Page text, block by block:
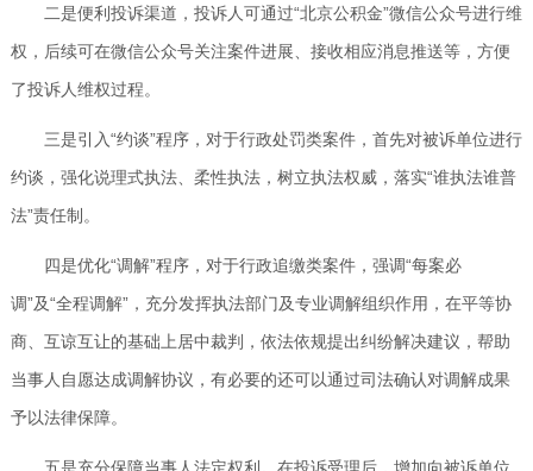
二是便利投诉渠道，投诉人可通过“北京公积金”微信公众号进行维
权，后续可在微信公众号关注案件进展、接收相应消息推送等，方便
了投诉人维权过程。
三是引入“约谈”程序，对于行政处罚类案件，首先对被诉单位进行
约谈，强化说理式执法、柔性执法，树立执法权威，落实“谁执法谁普
法”责任制。
四是优化“调解”程序，对于行政追缴类案件，强调“每案必
调”及“全程调解”，充分发挥执法部门及专业调解组织作用，在平等协
商、互谅互让的基础上居中裁判，依法依规提出纠纷解决建议，帮助
当事人自愿达成调解协议，有必要的还可以通过司法确认对调解成果
予以法律保障。